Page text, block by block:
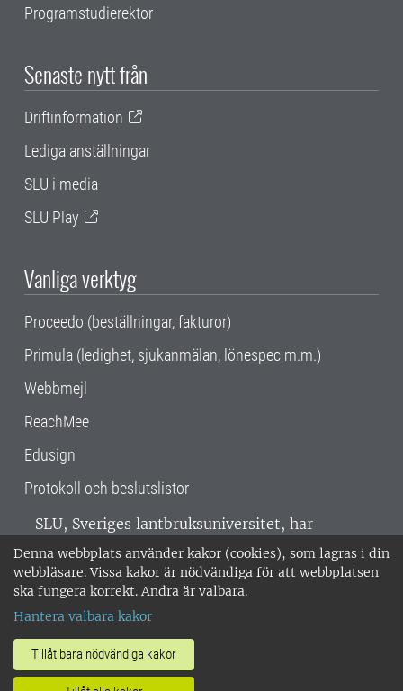
Denna webbplats använder kakor (cookies), som lagras i din
webbläsare. Vissa kakor är nödvändiga för att webbplatsen
ska fungera korrekt. Andra är valbara.
Hantera valbara kakor
Tillåt bara nödvändiga kakor
Programstudierektor
Senaste nytt från
Driftinformation
Lediga anställningar
SLU i media
SLU Play
Vanliga verktyg
Proceedo (beställningar, fakturor)
Primula (ledighet, sjukanmälan, lönespec m.m.)
Webbmejl
ReachMee
Edusign
Protokoll och beslutslistor
SLU, Sveriges lantbruksuniversitet, har
verksamhet över hela Sverige. Huvudorter är
Alnarp, Uppsala och Umeå.SLU är
miljöcertifierat enligt ISO 14001. •
018-67 10 00 • Org nr: 202100-2817 •
Om SLU:s webbplatser
•Hantera kakor•Behandling av